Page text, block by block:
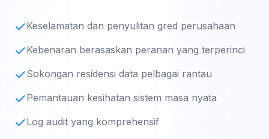
Keselamatan dan penyulitan gred perusahaan
Kebenaran berasaskan peranan yang terperinci
Sokongan residensi data pelbagai rantau
Pemantauan kesihatan sistem masa nyata
Log audit yang komprehensif